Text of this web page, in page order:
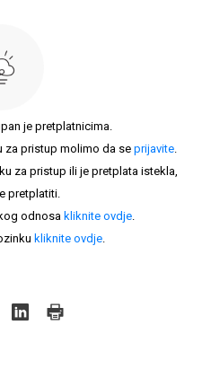
je pretplatnicima.
za pristup molimo da se prijavite.
za pristup ili je pretplata istekla,
pretplatiti.
odnosa kliknite ovdje.
kliknite ovdje.